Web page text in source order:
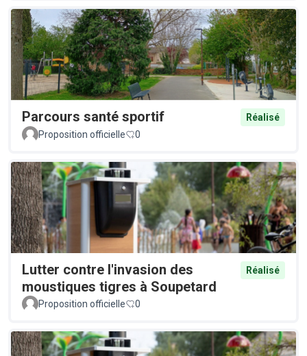
Parcours santé sportif
Réalisé
Proposition officielle
0
Lutter contre l'invasion des
moustiques tigres à Soupetard
Réalisé
Proposition officielle 0